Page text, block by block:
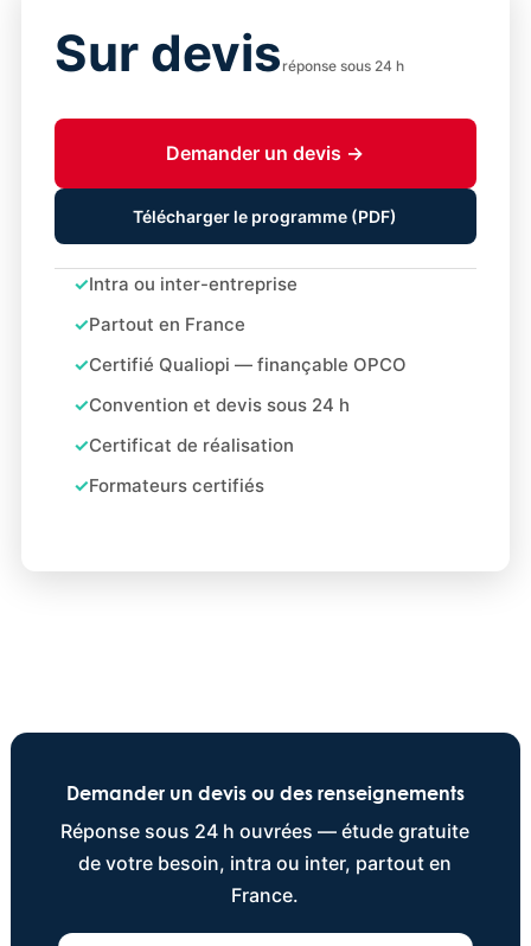
Sur devisréponse sous 24 h
Demander un devis →
Télécharger le programme (PDF)
Intra ou inter-entreprise
Partout en France
Certifié Qualiopi — finançable OPCO
Convention et devis sous 24 h
Certificat de réalisation
Formateurs certifiés
Demander un devis ou des renseignements
Réponse sous 24 h ouvrées — étude gratuite
de votre besoin, intra ou inter, partout en
France.